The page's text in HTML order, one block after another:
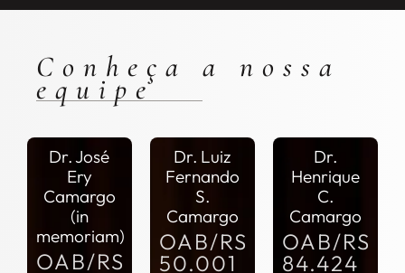
Conheça a nossa
equipe
Dr. José
Ery
Camargo
(in
memoriam)
OAB/RS
Dr. Luiz
Fernando
S.
Camargo
OAB/RS
50.001
Dr.
Henrique
C.
Camargo
OAB/RS
84.424